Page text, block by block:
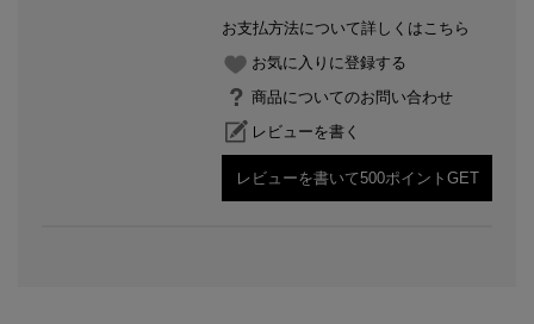
お支払方法について詳しくはこちら
お気に入りに登録する
商品についてのお問い合わせ
レビューを書く
レビューを書いて500ポイントGET